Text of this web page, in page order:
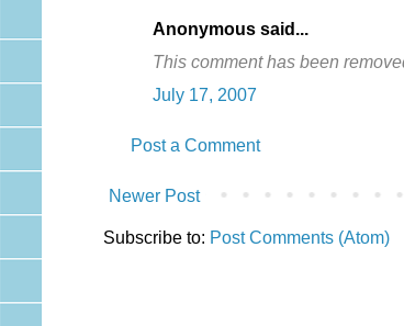
Anonymous said...
This comment has been
July 17, 2007
Post a Comment
Newer Post
Subscribe to: Post Comments (Atom)